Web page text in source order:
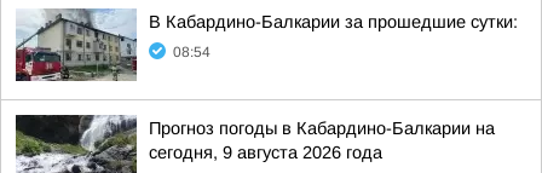
В Кабардино-Балкарии за прошедшие сутки:
08:54
Прогноз погоды в Кабардино-Балкарии на
сегодня, 9 августа 2026 года